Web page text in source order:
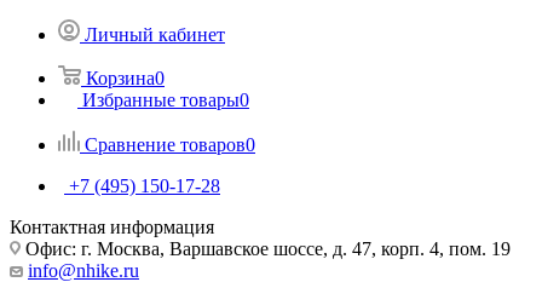
Личный кабинет
Корзина0
Избранные товары0
Сравнение товаров0
+7 (495) 150-17-28
Контактная информация
Офис: г. Москва, Варшавское шоссе, д. 47, корп. 4, пом. 19
info@nhike.ru